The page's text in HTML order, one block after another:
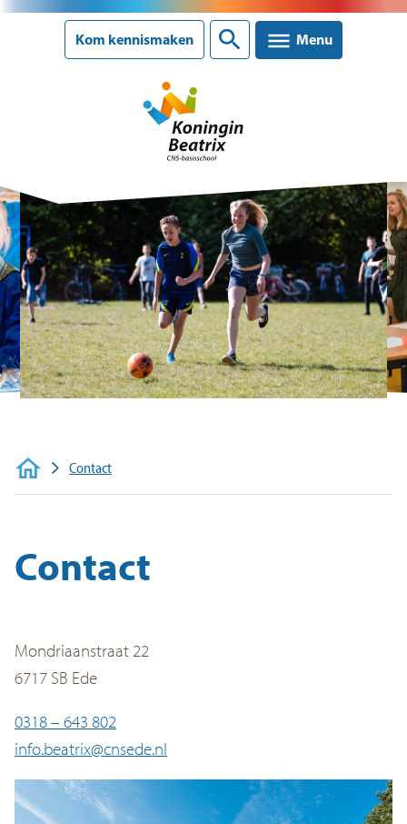
Kom kennismaken Menu
Onze school
Ons onderwijs
Ouderinformatie
Nieuws
Agenda
Contact Contact
Contact
Mondriaanstraat 22
6717 SB Ede
0318 – 643 802
info.beatrix@cnsede.nl